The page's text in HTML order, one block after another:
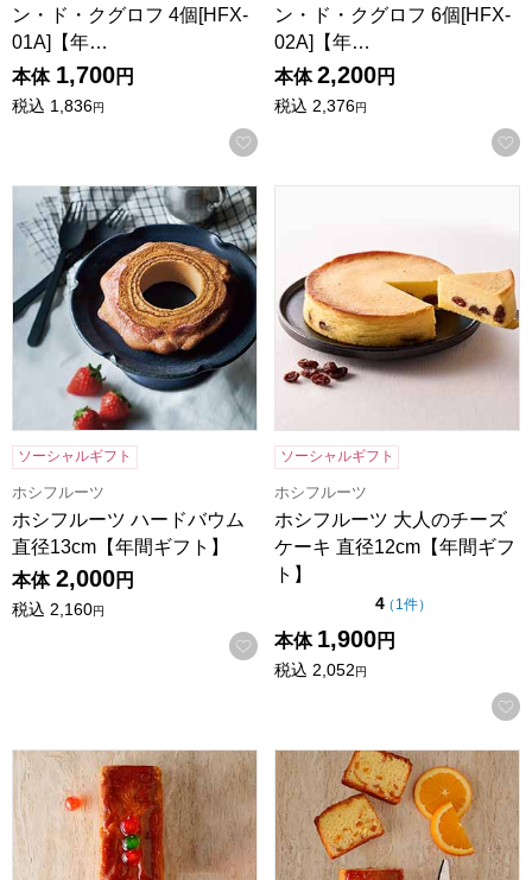
ン・ド・クグロフ 4個[HFX-
01A]【年…
本体 1,700円
税込 1,836円
お気に入りに登録する
ン・ド・クグロフ 6個[HFX-
02A]【年…
本体 2,200円
税込 2,376円
ホシフルーツ ハードバウム 直径13cm【年間ギフト】
ソーシャルギフト
ホシフルーツ
ホシフルーツ ハードバウム
直径13cm【年間ギフト】
本体 2,000円
税込 2,160円
お気に入りに登録する
ソーシャルギフト
ホシフルーツ
ホシフルーツ 大人のチーズ
ケーキ 直径12cm【年間ギフ
ト】
4点（5点満点中）
（ 1件の評価
）
本体 1,900円
税込 2,052円
ホテルニューオータニ フルーツケーキ(1本)[F-17]【年間ギフ
ホテルニューオータニ オレ